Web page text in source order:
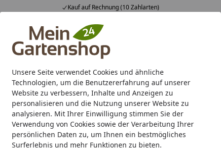
Unsere Seite verwendet Cookies und ähnliche
Technologien, um die Benutzererfahrung auf unserer
Website zu verbessern, Inhalte und Anzeigen zu
personalisieren und die Nutzung unserer Website zu
analysieren. Mit Ihrer Einwilligung stimmen Sie der
Verwendung von Cookies sowie der Verarbeitung Ihrer
persönlichen Daten zu, um Ihnen ein bestmögliches
Surferlebnis und mehr Funktionen zu bieten.
Kauf auf Rechnung (10 Zahlarten)
Alle Produkte
Mein Konto
Suchen
Karibu Pools inkl. gratis Sandfilteranlage & Pool-
Starterset (Gesamtwert bis 468,99€)
Startseite
Gartenhaus Gartenhaus nach Material Holz Gartenhaus